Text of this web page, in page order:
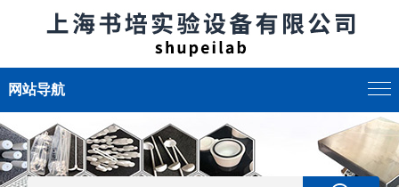
网站导航